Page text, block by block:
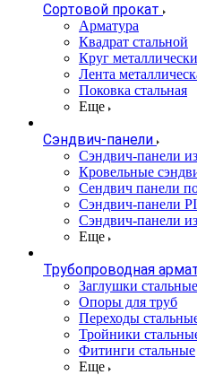
Сортовой прокат
Арматура
Квадрат стальной
Круг
Лента
Поковка стальная
Еще
Сэндвич-панели
Cэндвич-панели
Кровельные
Сендвич панели
Сэндвич-панели
Сэндвич-панели
Еще
Трубопроводная
Заглушки
Опоры для труб
Переходы
Тройники
Фитинги стальные
Еще